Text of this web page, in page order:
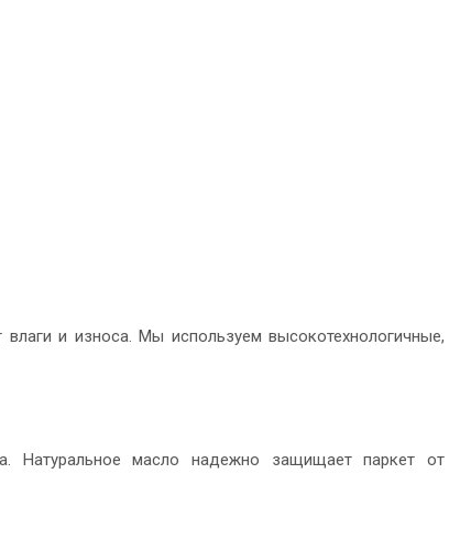
и износа. Мы используем высокотехнологичные,
Натуральное масло надежно защищает паркет от